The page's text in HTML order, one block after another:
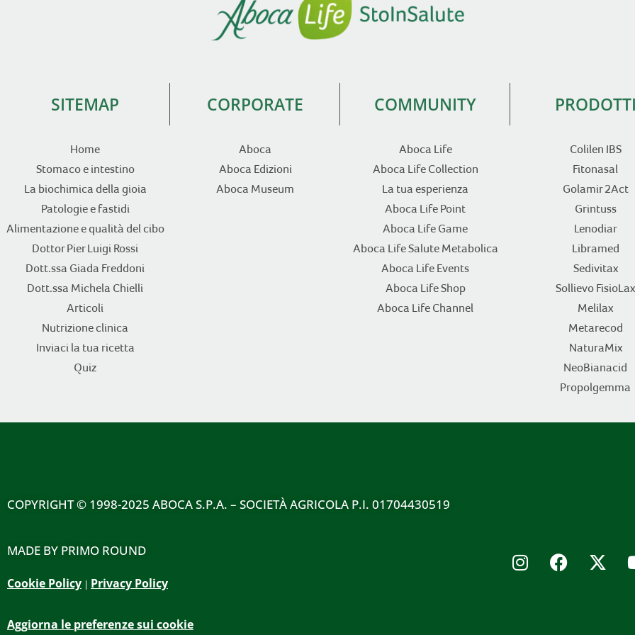
SITEMAP
Home
Stomaco e intestino
La biochimica della gioia
Patologie e fastidi
Alimentazione e qualità del cibo
Dottor Pier Luigi Rossi
Dott.ssa Giada Freddoni
Dott.ssa Michela Chielli
Articoli
Nutrizione clinica
Inviaci la tua ricetta
Quiz
CORPORATE
Aboca
Aboca Edizioni
Aboca Museum
COMMUNITY
Aboca Life
Aboca Life Collection
La tua esperienza
Aboca Life Point
Aboca Life Game
Aboca Life Salute Metabolica
Aboca Life Events
Aboca Life Shop
Aboca Life Channel
Colilen IBS
Fitonasal
Golamir 2Act
Grintuss
Lenodiar
Libramed
Sedivitax
Sollievo FisioLax
Melilax
Metarecod
NaturaMix
NeoBianacid
Propolgemma
COPYRIGHT© 1998-2025 ABOCA S.P.A. – SOCIETÀ AGRICOLA P.I. 01704430519
MADE BY PRIMO ROUND
Cookie Policy | Privacy Policy
Aggiorna le preferenze sui cookie